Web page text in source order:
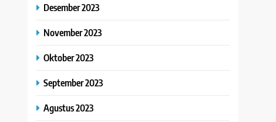
Desember 2023
November 2023
Oktober 2023
September 2023
Agustus 2023